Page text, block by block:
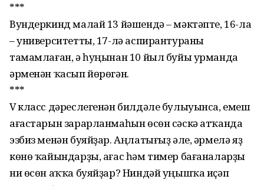
***
Вундеркинд малай 13 йә­шендә – мәктәпте, 16-ла
– университетты, 17-лә аспирантураны
тамамлаған, ә һуңынан 10 йыл буйы урманда
әрменән ҡасып йөрөгән.
***
V класс дәреслегенән билдә­ле булыуынса, емеш
ағастарын зарарланмаһын өсөн сәскә атҡанда
эзбиз менән буяйҙар. Аңлатығыҙ әле, әрмелә яҙ
көнө ҡайындарҙы, ағас һәм тимер бағаналарҙы
ни өсөн аҡҡа буяйҙар? Ниндәй уңышҡа иҫәп